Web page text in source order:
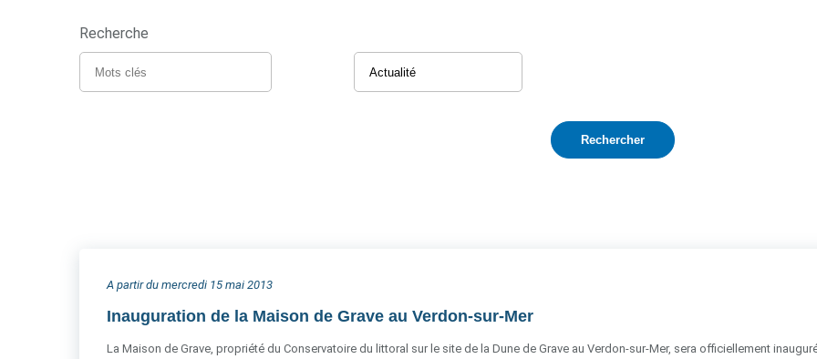
Recherche
A partir du mercredi 15 mai 2013
Inauguration de la Maison de Grave au Verdon-sur-Mer
La Maison de Grave, propriété du Conservatoire du littoral sur le site de la Dune de Grave au Verdon-sur-Mer, sera officiellement